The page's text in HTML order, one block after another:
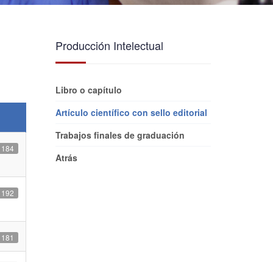
Producción Intelectual
Libro o capítulo
Artículo científico con sello editorial
Trabajos finales de graduación
Atrás